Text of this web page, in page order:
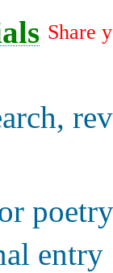
Share
poetry
entry